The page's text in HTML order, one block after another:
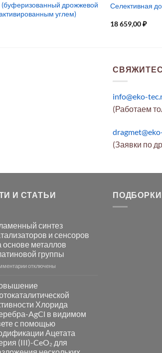
(буферизованный дрожжевой
активированным углем)
Селективная
18 659,00₽
info@eko-
(Работаем
(Заявки по
И СТАТЬИ
синтез
и сенсоров
основе металлов
группы
к
катализаторов
и
сенсоров
на
основе
металлов
платиновой
отключены
Хлорида
AgCl в видимом
с помощью
Ацетата
(III)-CeO₂ для
ПОДБОРКИ